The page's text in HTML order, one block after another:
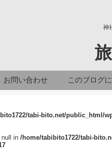
神
お問い合わせ このブログ
tabi-bito.net/public_html/
in /home/tabibito1722/tabi-